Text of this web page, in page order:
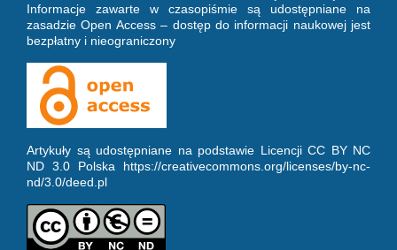
Informacje zawarte w czasopiśmie są udostępniane na
zasadzie Open Access – dostęp do informacji naukowej jest
bezpłatny i nieograniczony
Artykuły są udostępniane na podstawie Licencji CC BY NC
ND 3.0 Polska https://creativecommons.org/licenses/by-nc-
nd/3.0/deed.pl